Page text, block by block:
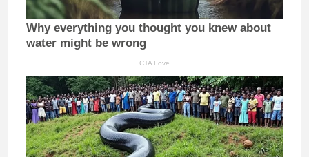
Why everything you thought you knew about
water might be wrong
CTA Love